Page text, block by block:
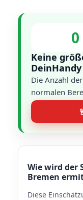
0
Keine
Die Anzahl
normalen
Wie wird der
Bremen
Diese